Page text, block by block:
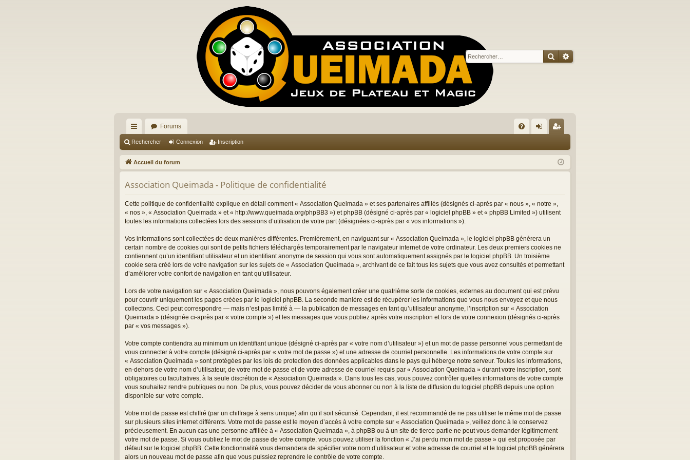
Rechercher
Recherche avancée
ac
co
ur
ci
s
Forums
Q ne
xi
cri
pti
Rechercher Connexion Inscription
Accueil du forum
Association Queimada - Politique de confidentialité
Cette politique de confidentialité explique en détail comment « Association Queimada » et ses partenaires affiliés (désignés ci-après par « nous », « notre »,
« nos », « Association Queimada » et « http://www.queimada.org/phpBB3 ») et phpBB (désigné ci-après par « logiciel phpBB » et « phpBB Limited ») utilisent
toutes les informations collectées lors des sessions d’utilisation de votre part (désignées ci-après par « vos informations »).
Vos informations sont collectées de deux manières différentes. Premièrement, en naviguant sur « Association Queimada », le logiciel phpBB génèrera un
certain nombre de cookies qui sont de petits fichiers téléchargés temporairement par le navigateur internet de votre ordinateur. Les deux premiers cookies ne
contiennent qu’un identifiant utilisateur et un identifiant anonyme de session qui vous sont automatiquement assignés par le logiciel phpBB. Un troisième
cookie sera créé lors de votre navigation sur les sujets de « Association Queimada », archivant de ce fait tous les sujets que vous avez consultés et permettant
d’améliorer votre confort de navigation en tant qu’utilisateur.
Lors de votre navigation sur « Association Queimada », nous pouvons également créer une quatrième sorte de cookies, externes au document qui est prévu
pour couvrir uniquement les pages créées par le logiciel phpBB. La seconde manière est de récupérer les informations que vous nous envoyez et que nous
collectons. Ceci peut correspondre — mais n’est pas limité à — la publication de messages en tant qu’utilisateur anonyme, l’inscription sur « Association
Queimada » (désignée ci-après par « votre compte ») et les messages que vous publiez après votre inscription et lors de votre connexion (désignés ci-après
par « vos messages »).
Votre compte contiendra au minimum un identifiant unique (désigné ci-après par « votre nom d’utilisateur ») et un mot de passe personnel vous permettant de
vous connecter à votre compte (désigné ci-après par « votre mot de passe ») et une adresse de courriel personnelle. Les informations de votre compte sur
« Association Queimada » sont protégées par les lois de protection des données applicables dans le pays qui héberge notre serveur. Toutes les informations,
en-dehors de votre nom d’utilisateur, de votre mot de passe et de votre adresse de courriel requis par « Association Queimada » durant votre inscription, sont
obligatoires ou facultatives, à la seule discrétion de « Association Queimada ». Dans tous les cas, vous pouvez contrôler quelles informations de votre compte
vous souhaitez rendre publiques ou non. De plus, vous pouvez décider de vous abonner ou non à la liste de diffusion du logiciel phpBB depuis une option
disponible sur votre compte.
Votre mot de passe est chiffré (par un chiffrage à sens unique) afin qu’il soit sécurisé. Cependant, il est recommandé de ne pas utiliser le même mot de passe
sur plusieurs sites internet différents. Votre mot de passe est le moyen d’accès à votre compte sur « Association Queimada », veillez donc à le conservez
précieusement. En aucun cas une personne affiliée à « Association Queimada », à phpBB ou à un site de tierce partie ne peut vous demander légitimement
votre mot de passe. Si vous oubliez le mot de passe de votre compte, vous pouvez utiliser la fonction « J’ai perdu mon mot de passe » qui est proposée par
défaut sur le logiciel phpBB. Cette fonctionnalité vous demandera de spécifier votre nom d’utilisateur et votre adresse de courriel et le logiciel phpBB générera
alors un nouveau mot de passe afin que vous puissiez reprendre le contrôle de votre compte.